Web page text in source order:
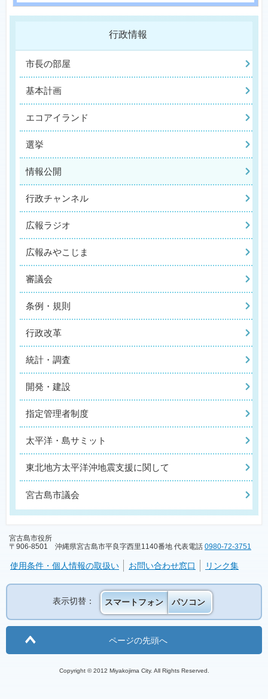
行政情報
市長の部屋
基本計画
エコアイランド
選挙
情報公開
行政チャンネル
広報ラジオ
広報みやこじま
審議会
条例・規則
行政改革
統計・調査
開発・建設
指定管理者制度
太平洋・島サミット
東北地方太平洋沖地震支援に関して
宮古島市議会
宮古島市役所
〒906-8501 沖縄県宮古島市平良字西里1140番地 代表電話 0980-72-3751
使用条件・個人情報の取扱い お問い合わせ窓口 リンク集
表示切替： スマートフォン パソコン
ページの先頭へ
Copyright © 2012 Miyakojima City. All Rights Reserved.